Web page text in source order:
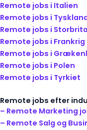
Remote jobs i Italien
Remote jobs i
Remote jobs i
Remote jobs i Frankrig
Remote jobs i
Remote jobs i Polen
Remote jobs i Tyrkiet
Remote jobs efter
– Remote Marketing
– Remote Salg og